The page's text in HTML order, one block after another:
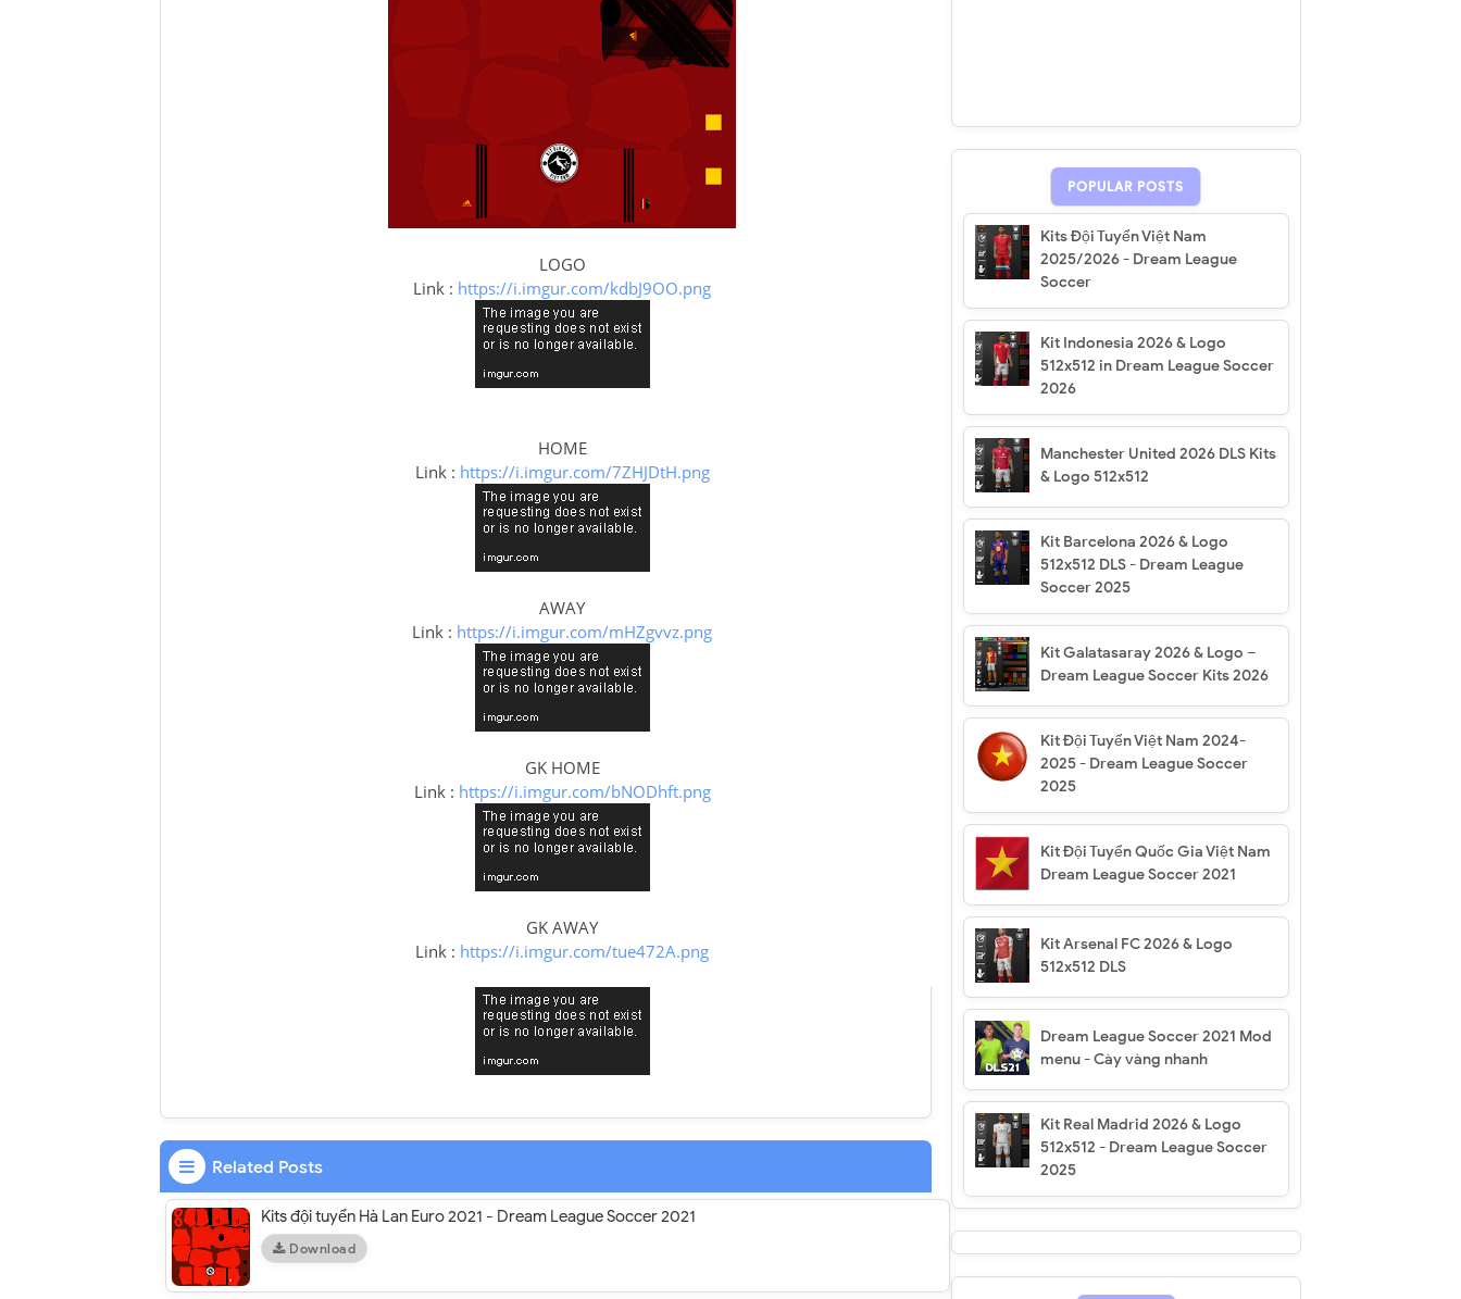
LOGO
Link : https://i.imgur.com/kdbJ9OO.png
HOME
Link : https://i.imgur.com/7ZHJDtH.png
AWAY
Link : https://i.imgur.com/mHZgvvz.png
GK HOME
Link : https://i.imgur.com/bNODhft.png
GK AWAY
Link : https://i.imgur.com/tue472A.png
Related Posts
Kits đội tuyển Hà Lan Euro 2021 - Dream League Soccer 2021
Download
POPULAR POSTS
Kits Đội Tuyển Việt Nam
2025/2026 - Dream League
Soccer
Kit Indonesia 2026 & Logo
512x512 in Dream League Soccer
2026
Manchester United 2026 DLS Kits
& Logo 512x512
Kit Barcelona 2026 & Logo
512x512 DLS - Dream League
Soccer 2025
Kit Galatasaray 2026 & Logo –
Dream League Soccer Kits 2026
Kit Đội Tuyển Việt Nam 2024-
2025 - Dream League Soccer
2025
Kit Đội Tuyển Quốc Gia Việt Nam
Dream League Soccer 2021
Kit Arsenal FC 2026 & Logo
512x512 DLS
Dream League Soccer 2021 Mod
menu - Cày vàng nhanh
Kit Real Madrid 2026 & Logo
512x512 - Dream League Soccer
2025